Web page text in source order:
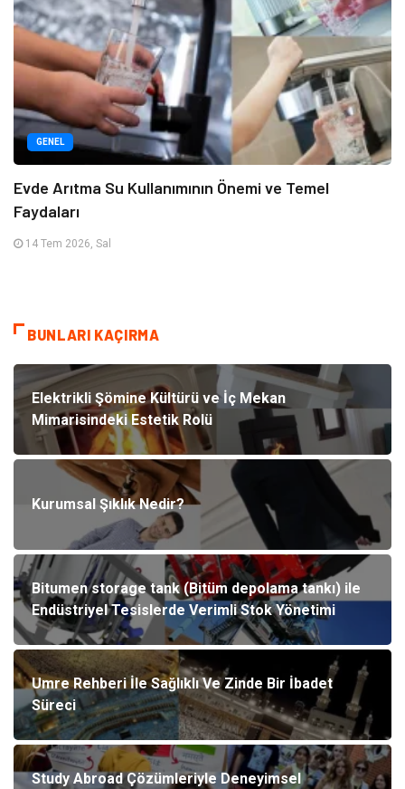
GENEL
Evde Arıtma Su Kullanımının Önemi ve Temel
Faydaları
14 Tem 2026, Sal
BUNLARI KAÇIRMA
Elektrikli Şömine Kültürü ve İç Mekan
Mimarisindeki Estetik Rolü
Kurumsal Şıklık Nedir?
Bitumen storage tank (Bitüm depolama tankı) ile
Endüstriyel Tesislerde Verimli Stok Yönetimi
Umre Rehberi İle Sağlıklı Ve Zinde Bir İbadet
Süreci
Study Abroad Çözümleriyle Deneyimsel